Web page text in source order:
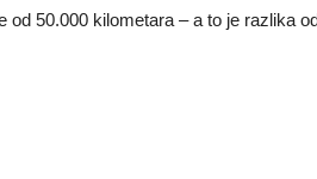
od 50.000 kilometara – a to je razlika